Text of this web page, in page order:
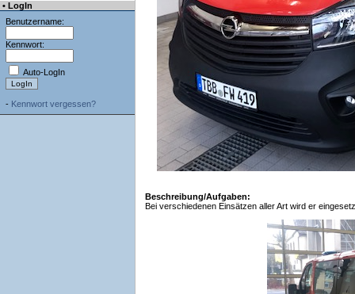
• LogIn
Benutzername:
Kennwort:
Auto-LogIn
- Kennwort vergessen?
Beschreibung/Aufgaben:
Bei verschiedenen Einsätzen aller Art wird er